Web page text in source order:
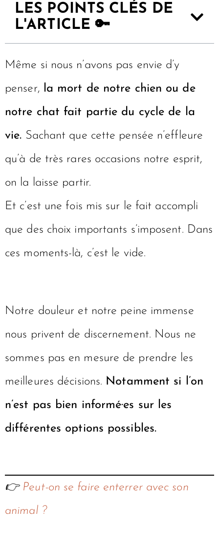
LES POINTS CLÉS DE
L'ARTICLE 🔑
Même si nous n’avons pas envie d’y
penser, la mort de notre chien ou de
notre chat fait partie du cycle de la
vie. Sachant que cette pensée n’effleure
qu’à de très rares occasions notre esprit,
on la laisse partir.
Et c’est une fois mis sur le fait accompli
que des choix importants s’imposent. Dans
ces moments-là, c’est le vide.
Notre douleur et notre peine immense
nous privent de discernement. Nous ne
sommes pas en mesure de prendre les
meilleures décisions. Notamment si l’on
n’est pas bien informé·es sur les
différentes options possibles.
👉 Peut-on se faire enterrer avec son
animal ?